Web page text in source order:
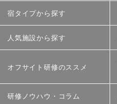
宿タイプから探す
人気施設から探す
オフサイト研修のススメ
研修ノウハウ・コラム